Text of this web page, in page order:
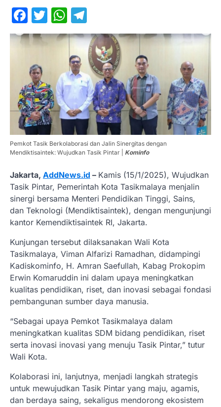
Facebook
TwitterWhatsApp
Pemkot Tasik Berkolaborasi dan Jalin Sinergitas dengan
Mendiktisaintek: Wujudkan Tasik Pintar | Kominfo
Jakarta, AddNews.id – Kamis (15/1/2025), Wujudkan
Tasik Pintar, Pemerintah Kota Tasikmalaya menjalin
sinergi bersama Menteri Pendidikan Tinggi, Sains,
dan Teknologi (Mendiktisaintek), dengan mengunjungi
kantor Kemendiktisaintek RI, Jakarta.
Kunjungan tersebut dilaksanakan Wali Kota
Tasikmalaya, Viman Alfarizi Ramadhan, didampingi
Kadiskominfo, H. Amran Saefullah, Kabag Prokopim
Erwin Komaruddin ini dalam upaya meningkatkan
kualitas pendidikan, riset, dan inovasi sebagai fondasi
pembangunan sumber daya manusia.
“Sebagai upaya Pemkot Tasikmalaya dalam
meningkatkan kualitas SDM bidang pendidikan, riset
serta inovasi inovasi yang menuju Tasik Pintar,” tutur
Wali Kota.
Kolaborasi ini, lanjutnya, menjadi langkah strategis
untuk mewujudkan Tasik Pintar yang maju, agamis,
dan berdaya saing, sekaligus mendorong ekosistem